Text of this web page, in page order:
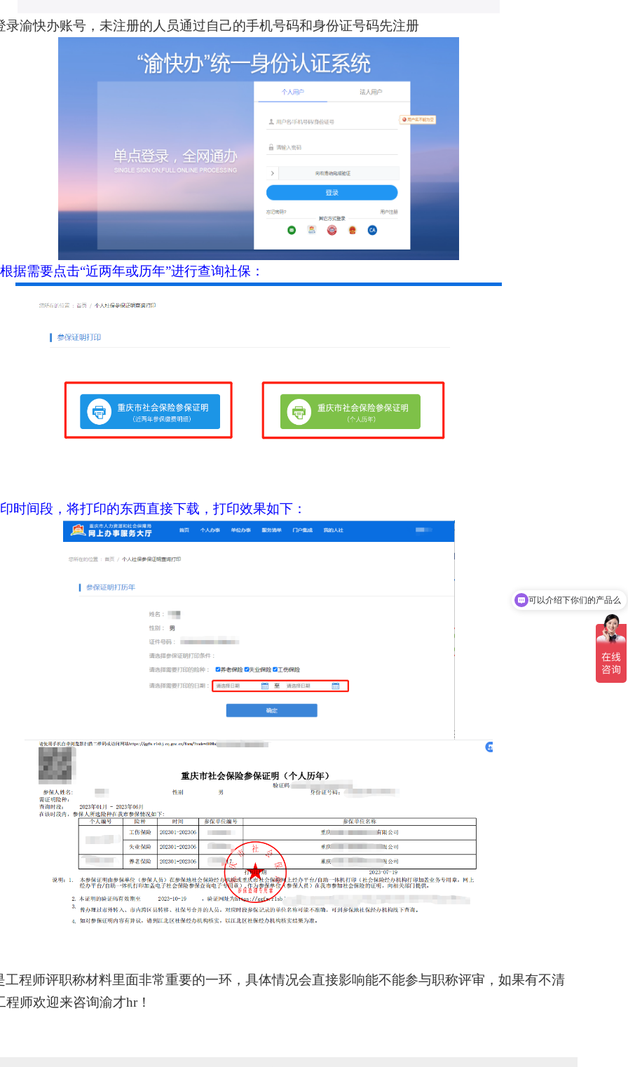
录渝快办账号，未注册的人员通过自己的手机号码和身份证号码先注册
据需要点击“近两年或历年”进行查询社保 ：
时间段，将打印的东西直接下载，打印效果如下：
工程师评职称材料里面非常重要的一环，具体情况会直接影响能不能参与职称评审，如果有不清
程师欢迎来咨询渝才hr！
可以介绍下你们的产品么